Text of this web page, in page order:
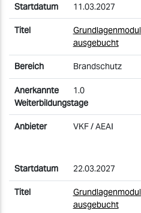
11.03.2027
ausgebucht
Brandschutz
1.0
VKF / AEAI
22.03.2027
ausgebucht